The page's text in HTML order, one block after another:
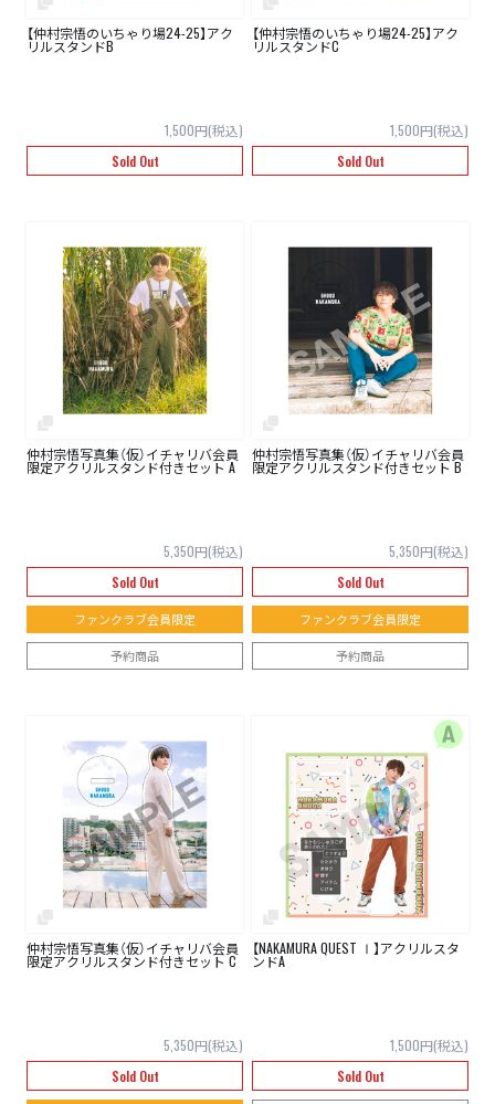
【仲村宗悟のいちゃり場24-25】アク
リルスタンドB
1,500円(税込)
Sold Out
【仲村宗悟のいちゃり場24-25】アク
リルスタンドC
1,500円(税込)
Sold Out
仲村宗悟写真集（仮）イチャリバ会員
限定アクリルスタンド付きセット A
5,350円(税込)
Sold Out
ファンクラブ会員限定
予約商品
仲村宗悟写真集（仮）イチャリバ会員
限定アクリルスタンド付きセット B
5,350円(税込)
Sold Out
ファンクラブ会員限定
予約商品
仲村宗悟写真集（仮）イチャリバ会員
限定アクリルスタンド付きセット C
5,350円(税込)
Sold Out
【NAKAMURA QUEST Ⅰ】アクリルスタ
ンドA
1,500円(税込)
Sold Out